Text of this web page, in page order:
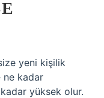
yeni kişilik
ne kadar
yüksek olur.